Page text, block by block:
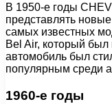
В 1950-е годы
представлять
самых известных
Bel Air, который был
автомобиль был
популярным среди
1960-е годы